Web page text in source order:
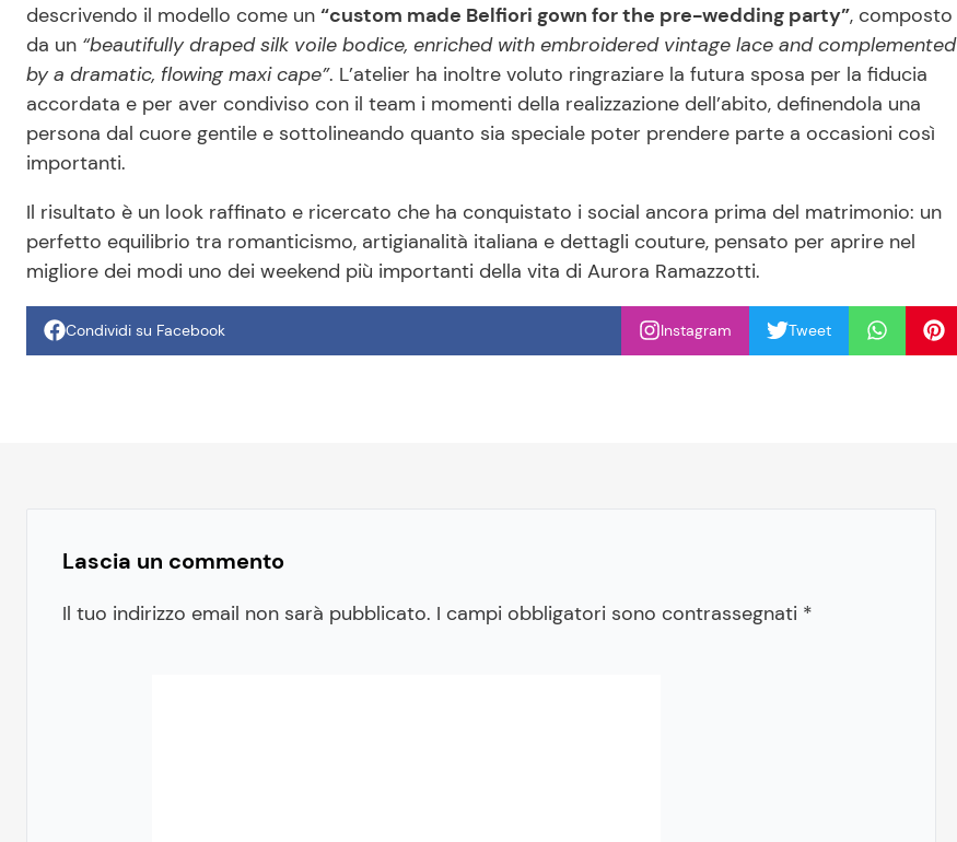
descrivendo il modello come un “custom made Belfiori gown for the pre-wedding party”, composto
da un “beautifully draped silk voile bodice, enriched with embroidered vintage lace and complemented
by a dramatic, flowing maxi cape”. L’atelier ha inoltre voluto ringraziare la futura sposa per la fiducia
accordata e per aver condiviso con il team i momenti della realizzazione dell’abito, definendola una
persona dal cuore gentile e sottolineando quanto sia speciale poter prendere parte a occasioni così
importanti.
Il risultato è un look raffinato e ricercato che ha conquistato i social ancora prima del matrimonio: un
perfetto equilibrio tra romanticismo, artigianalità italiana e dettagli couture, pensato per aprire nel
migliore dei modi uno dei weekend più importanti della vita di Aurora Ramazzotti.
Condividi su Facebook Instagram Tweet
Lascia un commento
Il tuo indirizzo email non sarà pubblicato. I campi obbligatori sono contrassegnati *